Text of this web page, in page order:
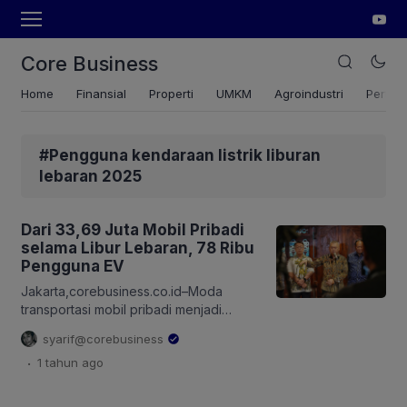
Core Business
Home Finansial Properti UMKM Agroindustri
#Pengguna kendaraan listrik liburan
lebaran 2025
Dari 33,69 Juta Mobil Pribadi
selama Libur Lebaran, 78 Ribu
Pengguna EV
Jakarta,corebusiness.co.id–Moda
transportasi mobil pribadi menjadi
pilihan terbanyak yang digunakan
masyarakat dalam pergerakan selama
liburan Lebaran 2025. Dari 33,69 juta
syarif@corebusiness
. 1 tahun ago